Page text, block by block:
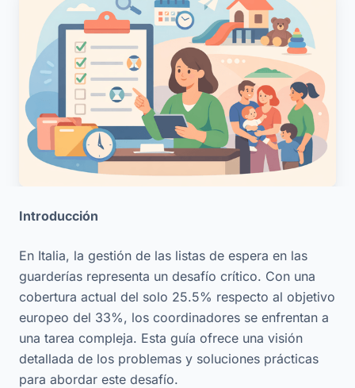
Introducción
En Italia, la gestión de las listas de espera en las
guarderías representa un desafío crítico. Con una
cobertura actual del solo 25.5% respecto al objetivo
europeo del 33%, los coordinadores se enfrentan a
una tarea compleja. Esta guía ofrece una visión
detallada de los problemas y soluciones prácticas
para abordar este desafío.